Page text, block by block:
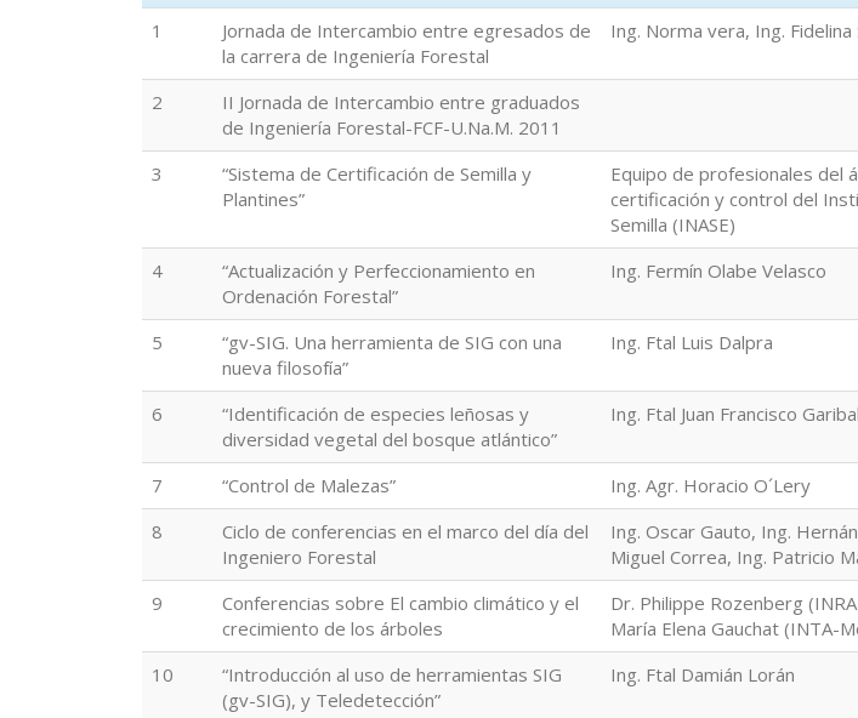
1
Jornada de Intercambio entre egresados de
la carrera de Ingeniería Forestal
Ing. Norma vera, Ing. Fidelina
2
II Jornada de Intercambio entre graduados
de Ingeniería Forestal-FCF-U.Na.M. 2011
3
“Sistema de Certificación de Semilla y
Plantines”
Equipo de profesionales del
certificación y control del
Semilla (INASE)
4
“Actualización y Perfeccionamiento en
Ordenación Forestal”
Ing. Fermín Olabe Velasco
5
“gv-SIG. Una herramienta de SIG con una
nueva filosofía”
Ing. Ftal Luis Dalpra
6
“Identificación de especies leñosas y
diversidad vegetal del bosque atlántico”
Ing. Ftal Juan Francisco
7 “Control de Malezas” Ing. Agr. Horacio O´Lery
8
Ciclo de conferencias en el marco del día del
Ingeniero Forestal
Ing. Oscar Gauto, Ing.
Miguel Correa, Ing. Patricio
9
Conferencias sobre El cambio climático y el
crecimiento de los árboles
Dr. Philippe Rozenberg
María Elena Gauchat (INTA-
10
“Introducción al uso de herramientas SIG
(gv-SIG), y Teledetección”
Ing. Ftal Damián Lorán